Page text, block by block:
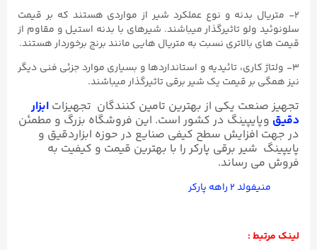
۲- متریال بدنه و نوع عملکرد شیر از مواردی هستند که بر قیمت
سلونوئید ولو تاثیرگذار میباشند. شیرهای با بدنه استیل و مقاوم از
قیمت های بالاتری نسبت به متریال هایی مانند برنج برخوردار هستند.
۳- ولتاژ کاری، تائیدیه و استانداردها و بسیاری موارد جزئی فنی دیگر
نیز همگی بر قیمت یک شیر برقی تاثیرگذار میباشند.
تجهیز صنعت یکی از بهترین تامین کنندگان تجهیزات ابزار
دقیق وپایپینگ در کشور است. این فروشگاه بزرگ و مطمئن
در جهت افزایش سطح کیفی صنایع در حوزه ابزاردقیق و
پایپینگ شیر برقی پارکر را با بهترین قیمت و کیفیت به
فروش می رساند.
منیفولد ۲ راهه پارکر
لینک مرتبط :